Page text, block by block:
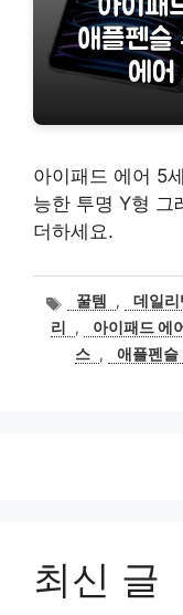
아이패드 에어 5
능한 투명 Y형 그
더하세요.
태꿀템 , 데일리
리
, 아이패드 에
스 , 애플펜슬
최신 글